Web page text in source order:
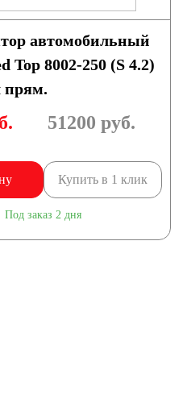
автомобильный
Top 8002-250 (S 4.2)
прям.
51200 руб.
Купить в 1 клик
Под заказ 2 дня